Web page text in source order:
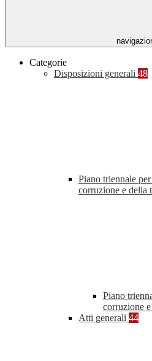
Categorie
Disposizioni generali 48
Piano triennale
corruzione e della
Piano
corruzione
Atti generali 44